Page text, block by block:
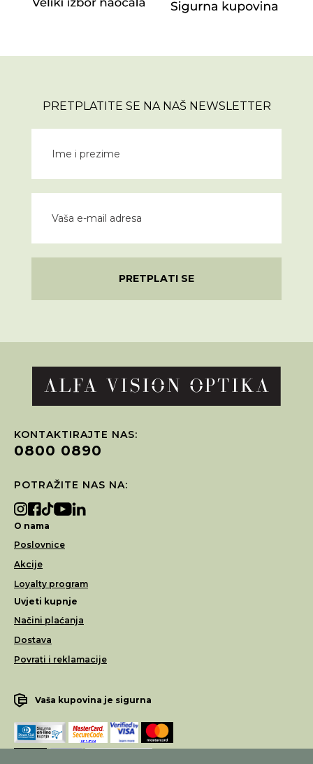
PRETPLATITE SE NA NAŠ NEWSLETTER
PRETPLATI SE
KONTAKTIRAJTE NAS:
0800 0890
POTRAŽITE NAS NA:
O nama
Poslovnice
Akcije
Loyalty program
Uvjeti kupnje
Načini plaćanja
Dostava
Povrati i reklamacije
Vaša kupovina je sigurna